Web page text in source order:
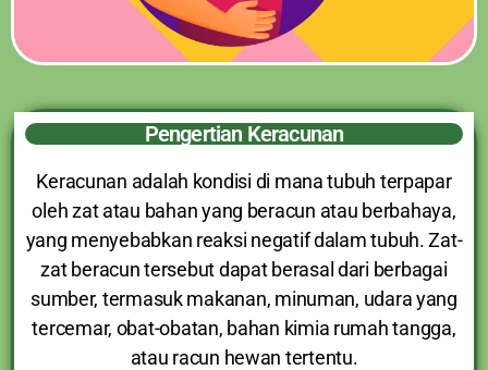
Pengertian Keracunan
Keracunan adalah kondisi di mana tubuh terpapar
oleh zat atau bahan yang beracun atau berbahaya,
yang menyebabkan reaksi negatif dalam tubuh. Zat-
zat beracun tersebut dapat berasal dari berbagai
sumber, termasuk makanan, minuman, udara yang
tercemar, obat-obatan, bahan kimia rumah tangga,
atau racun hewan tertentu.